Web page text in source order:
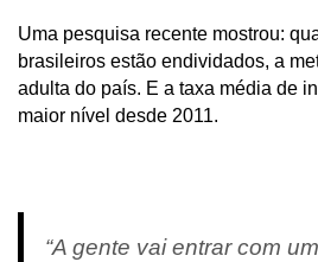
Uma pesquisa recente mostrou:
brasileiros estão endividados, a
adulta do país. E a taxa média de
maior nível desde 2011.
“A gente vai entrar com